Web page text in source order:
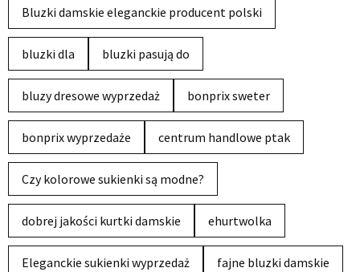
Bluzki damskie eleganckie producent polski
bluzki dla bluzki pasują do
bluzy dresowe wyprzedaż bonprix sweter
bonprix wyprzedaże centrum handlowe ptak
Czy kolorowe sukienki są modne?
dobrej jakości kurtki damskie ehurtwolka
Eleganckie sukienki wyprzedaż fajne bluzki damskie